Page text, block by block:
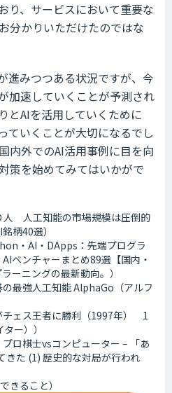
り、サービスにおいて重要な
分かりいただけたのではな
進みつつある状況ですが、今
加速していくことが予測され
とAIを活用していくために
ていくことが大切になるでし
内外でのAI活用事例に目を向
策を始めてみてはいかがで
人 人工知能の市場規模は圧倒的
柄40選）
・AI・DApps：先端プログラ
ベンチャーまとめ89選【国内・
ーニングの最新動向。）
最強人工知能 AlphaGo（アルフ
チェス王者に勝利（1997年） 1
ー））
ロ棋士vsコンピューター – 「あ
きた (1) 歴史的な対局が行われ
きること）